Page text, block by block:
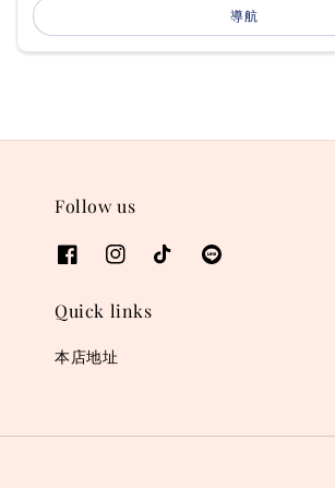
導航
Follow us
Quick links
本店地址